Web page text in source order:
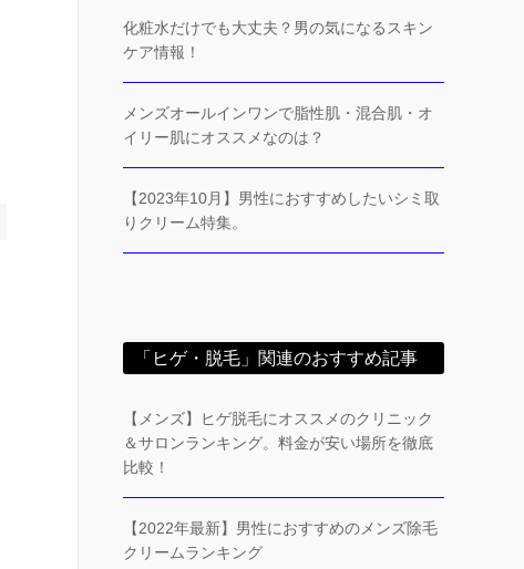
化粧水だけでも大丈夫？男の気になるスキン
ケア情報！
メンズオールインワンで脂性肌・混合肌・オ
イリー肌にオススメなのは？
【2023年10月】男性におすすめしたいシミ取
りクリーム特集。
「ヒゲ・脱毛」関連のおすすめ記事
【メンズ】ヒゲ脱毛にオススメのクリニック
＆サロンランキング。料金が安い場所を徹底
比較！
【2022年最新】男性におすすめのメンズ除毛
クリームランキング